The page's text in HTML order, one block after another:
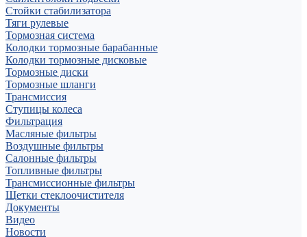
Стойки стабилизатора
Тяги рулевые
Тормозная система
Колодки тормозные барабанные
Колодки тормозные дисковые
Тормозные диски
Тормозные шланги
Трансмиссия
Ступицы колеса
Фильтрация
Масляные фильтры
Воздушные фильтры
Салонные фильтры
Топливные фильтры
Трансмиссионные фильтры
Щетки стеклоочистителя
Документы
Видео
Новости